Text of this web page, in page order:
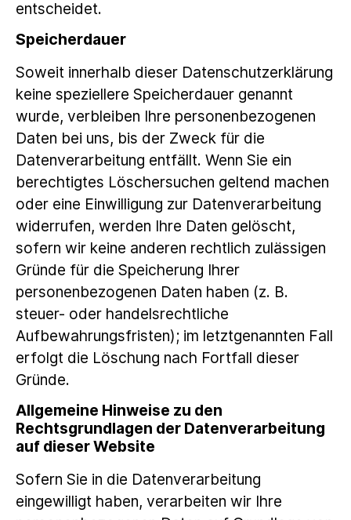
entscheidet.
Speicherdauer
Soweit innerhalb dieser Datenschutzerklärung
keine speziellere Speicherdauer genannt
wurde, verbleiben Ihre personenbezogenen
Daten bei uns, bis der Zweck für die
Datenverarbeitung entfällt. Wenn Sie ein
berechtigtes Löschersuchen geltend machen
oder eine Einwilligung zur Datenverarbeitung
widerrufen, werden Ihre Daten gelöscht,
sofern wir keine anderen rechtlich zulässigen
Gründe für die Speicherung Ihrer
personenbezogenen Daten haben (z. B.
steuer- oder handelsrechtliche
Aufbewahrungsfristen); im letztgenannten Fall
erfolgt die Löschung nach Fortfall dieser
Gründe.
Allgemeine Hinweise zu den
Rechtsgrundlagen der Datenverarbeitung
auf dieser Website
Sofern Sie in die Datenverarbeitung
eingewilligt haben, verarbeiten wir Ihre